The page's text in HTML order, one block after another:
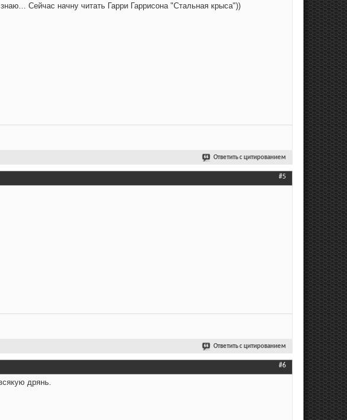
Сейчас начну читать Гарри Гаррисона "Стальная крыса"))
Ответить с цитированием
#5
Ответить с цитированием
#6
дрянь.